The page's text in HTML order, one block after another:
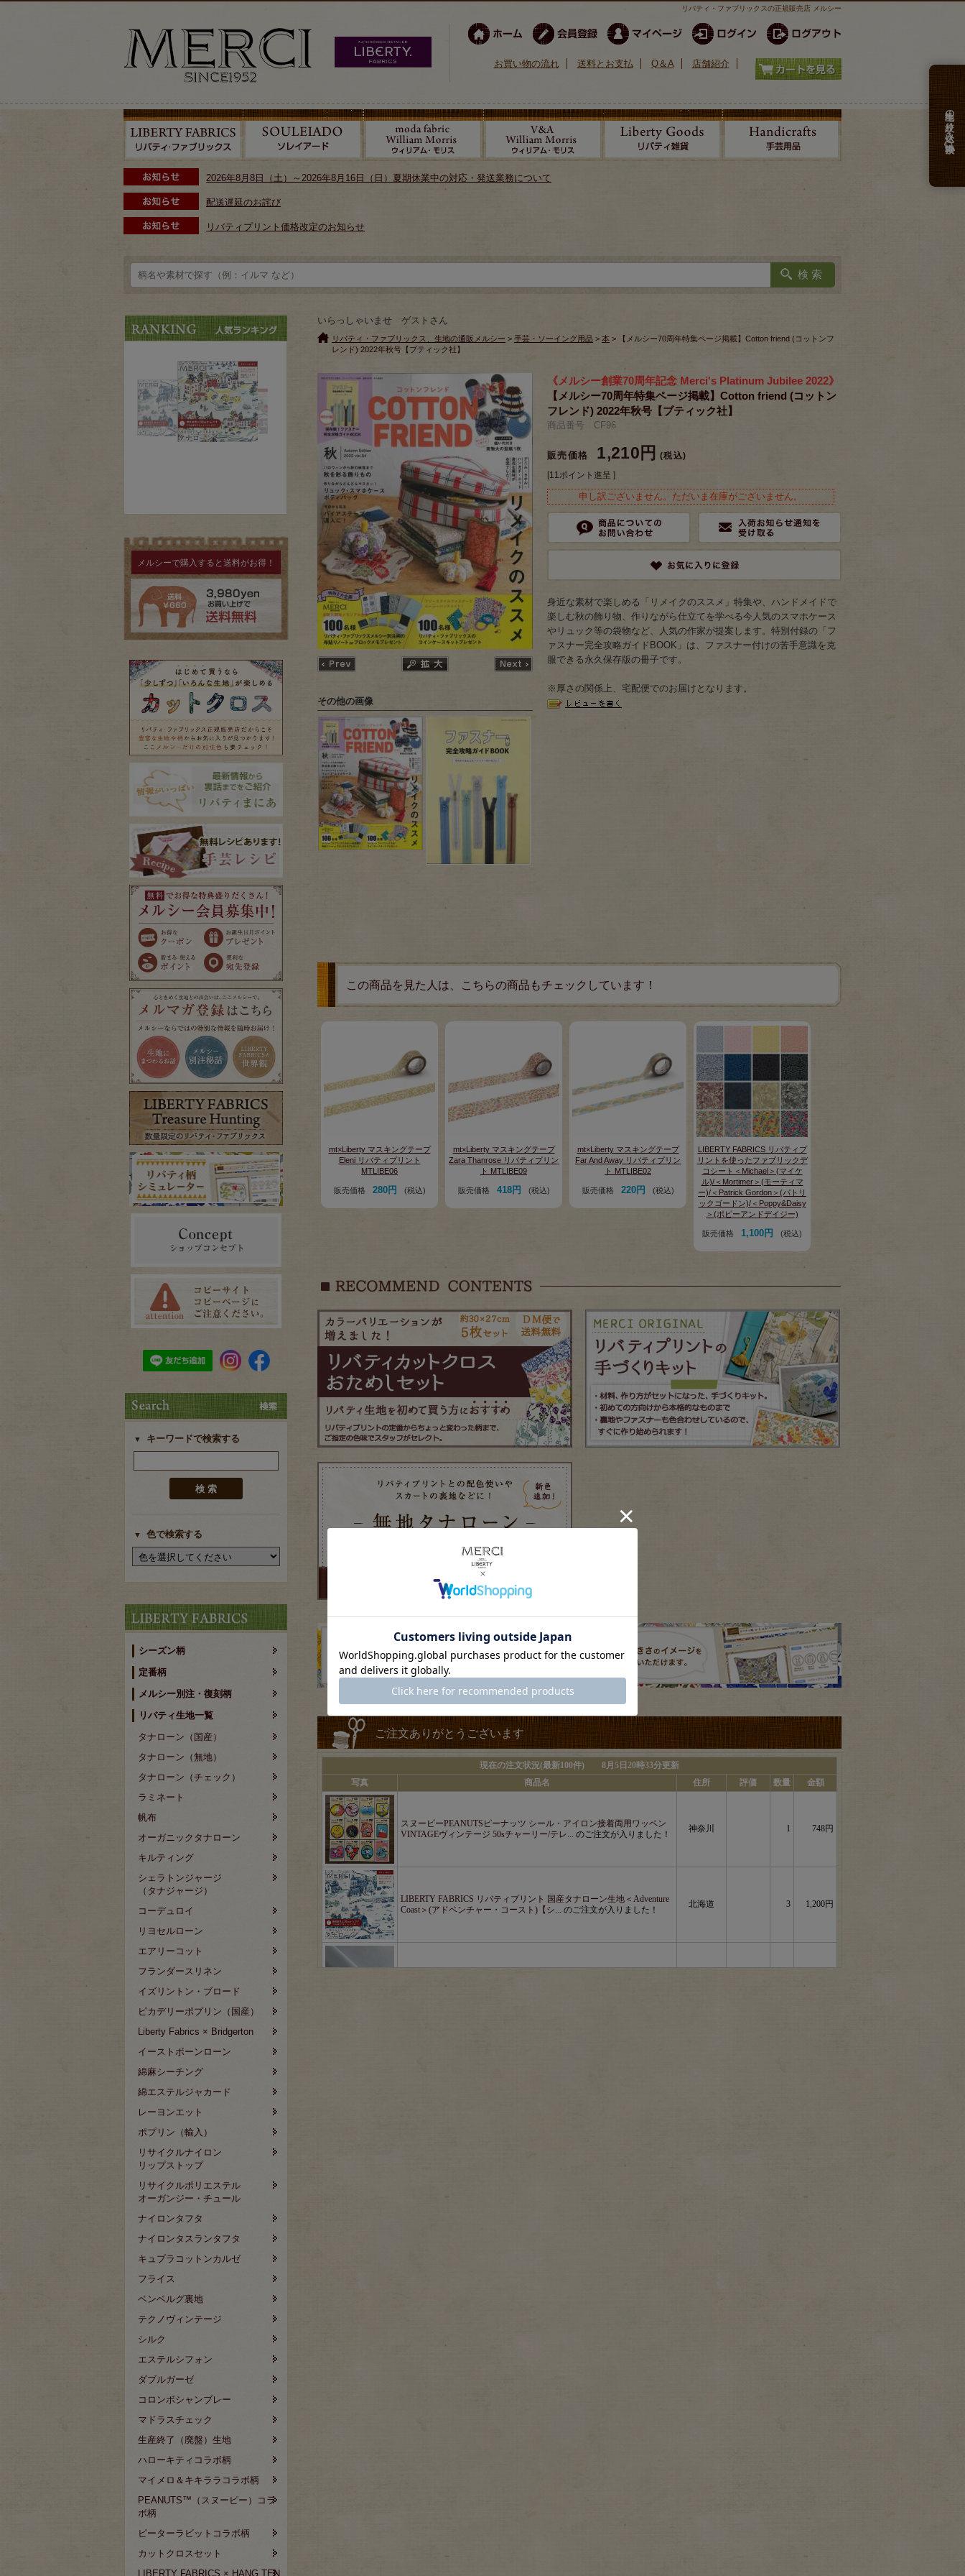
リバティ・ファブリックスの正規販売店 メルシー
お買い物の流れ 送料とお支払 Q＆A 店舗紹介
2026年8月8日（土）～2026年8月16日（日）夏期休業中の対応・発送業務について
配送遅延のお詫び
リバティプリント価格改定のお知らせ
生地の絞り込み検索
メルシーで購入すると送料がお得！
キーワードで検索する
色で検索する
シーズン柄
定番柄
メルシー別注・復刻柄
リバティ生地一覧
タナローン（国産）
タナローン（無地）
タナローン（チェック）
ラミネート
帆布
オーガニックタナローン
キルティング
シェラトンジャージ
（タナジャージ）
コーデュロイ
リヨセルローン
エアリーコット
フランダースリネン
イズリントン・ブロード
ピカデリーポプリン（国産）
Liberty Fabrics × Bridgerton
イーストボーンローン
綿麻シーチング
綿エステルジャカード
レーヨンエット
ポプリン（輸入）
リサイクルナイロン
リップストップ
リサイクルポリエステル
オーガンジー・チュール
ナイロンタフタ
ナイロンタスランタフタ
キュプラコットンカルゼ
フライス
ベンベルグ裏地
テクノヴィンテージ
シルク
エステルシフォン
ダブルガーゼ
コロンボシャンブレー
マドラスチェック
生産終了（廃盤）生地
ハローキティコラボ柄
マイメロ＆キキララコラボ柄
PEANUTS™（スヌーピー）コラ
ボ柄
ピーターラビットコラボ柄
カットクロスセット
LIBERTY FABRICS × HANG TEN
いらっしゃいませ ゲストさん
リバティ・ファブリックス、生地の通販メルシー > 手芸・ソーイング用品 > 本 > 【メルシー70周年特集ページ掲載】Cotton friend (コットンフ
レンド) 2022年秋号【ブティック社】
《メルシー創業70周年記念 Merci's Platinum Jubilee 2022》
【メルシー70周年特集ページ掲載】Cotton friend (コットン
フレンド) 2022年秋号【ブティック社】
商品番号 CF96
販売価格 1,210円 (税込)
[11ポイント進呈 ]
申し訳ございません。ただいま在庫がございません。
身近な素材で楽しめる「リメイクのススメ」特集や、ハンドメイドで
楽しむ秋の飾り物、作りながら仕立てを学べる今人気のスマホケース
やリュック等の袋物など、人気の作家が提案します。特別付録の「フ
ァスナー完全攻略ガイドBOOK」は、ファスナー付けの苦手意識を克
服できる永久保存版の冊子です。
※厚さの関係上、宅配便でのお届けとなります。
その他の画像
この商品を見た人は、こちらの商品もチェックしています！
mt×Liberty マスキングテープ
Eleni リバティプリント
MTLIBE06
販売価格 280円 (税込)
mt×Liberty マスキングテープ
Zara Thanrose リバティプリン
ト MTLIBE09
販売価格 418円 (税込)
mt×Liberty マスキングテープ
Far And Away リバティプリン
ト MTLIBE02
販売価格 220円 (税込)
LIBERTY FABRICS リバティプ
リントを使ったファブリックデ
コシート＜Michael＞(マイケ
ル)/＜Mortimer＞(モーティマ
ー)/＜Patrick Gordon＞(パトリ
ックゴードン)/＜Poppy&Daisy
＞(ポピーアンドデイジー)
販売価格 1,100円 (税込)
ご注文ありがとうございます